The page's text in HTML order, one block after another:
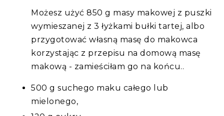
Możesz użyć 850 g masy makowej z puszki
wymieszanej z 3 łyżkami bułki tartej, albo
przygotować własną masę do makowca
korzystając z przepisu na domową masę
makową - zamieściłam go na końcu..
500 g suchego maku całego lub
mielonego,